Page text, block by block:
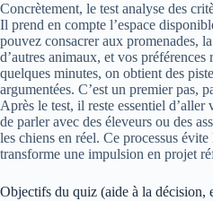
Concrètement, le test analyse des
Il prend en compte l’espace
pouvez consacrer aux promenades,
d’autres animaux, et vos préférences
quelques minutes, on obtient des
argumentées. C’est un premier pas,
Après le test, il reste essentiel d’aller
de parler avec des éleveurs ou des
les chiens en réel. Ce processus
transforme une impulsion en projet
Objectifs du quiz (aide à la décision,